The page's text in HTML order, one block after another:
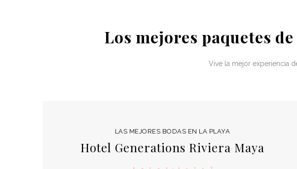
Los mejores paquetes
Vive la mejor experiencia
LAS MEJORES BODAS EN LA PLAYA
Hotel Generations Riviera Maya